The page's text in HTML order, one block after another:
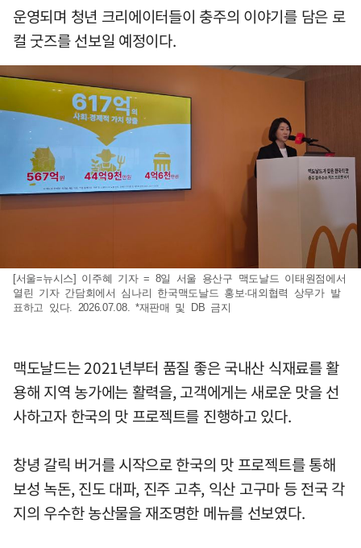
운영되며 청년 크리에이터들이 충주의 이야기를 담은 로
컬 굿즈를 선보일 예정이다.
[서울=뉴시스] 이주혜 기자 = 8일 서울 용산구 맥도날드 이태원점에서
열린 기자 간담회에서 심나리 한국맥도날드 홍보·대외협력 상무가 발
표하고 있다. 2026.07.08. *재판매 및 DB 금지
맥도날드는 2021년부터 품질 좋은 국내산 식재료를 활
용해 지역 농가에는 활력을, 고객에게는 새로운 맛을 선
사하고자 한국의 맛 프로젝트를 진행하고 있다.
창녕 갈릭 버거를 시작으로 한국의 맛 프로젝트를 통해
보성 녹돈, 진도 대파, 진주 고추, 익산 고구마 등 전국 각
지의 우수한 농산물을 재조명한 메뉴를 선보였다.